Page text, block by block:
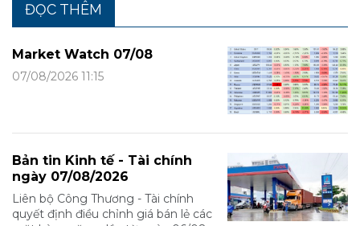
ĐỌC THÊM
Market Watch 07/08
07/08/2026 11:15
Bản tin Kinh tế - Tài chính
ngày 07/08/2026
Liên bộ Công Thương - Tài chính
quyết định điều chỉnh giá bán lẻ các